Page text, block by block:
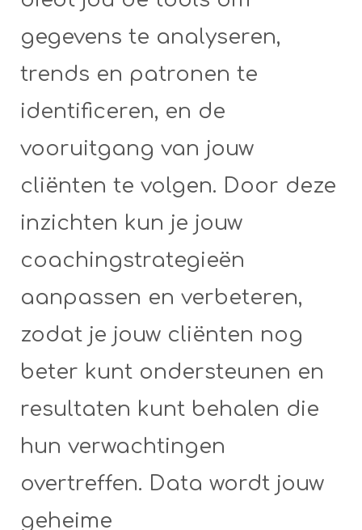
gegevens te analyseren,
trends en patronen te
identificeren, en de
vooruitgang van jouw
cliënten te volgen. Door deze
inzichten kun je jouw
coachingstrategieën
aanpassen en verbeteren,
zodat je jouw cliënten nog
beter kunt ondersteunen en
resultaten kunt behalen die
hun verwachtingen
overtreffen. Data wordt jouw
geheime